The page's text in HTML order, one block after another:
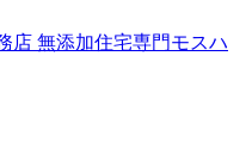
無添加住宅専門モスハウス